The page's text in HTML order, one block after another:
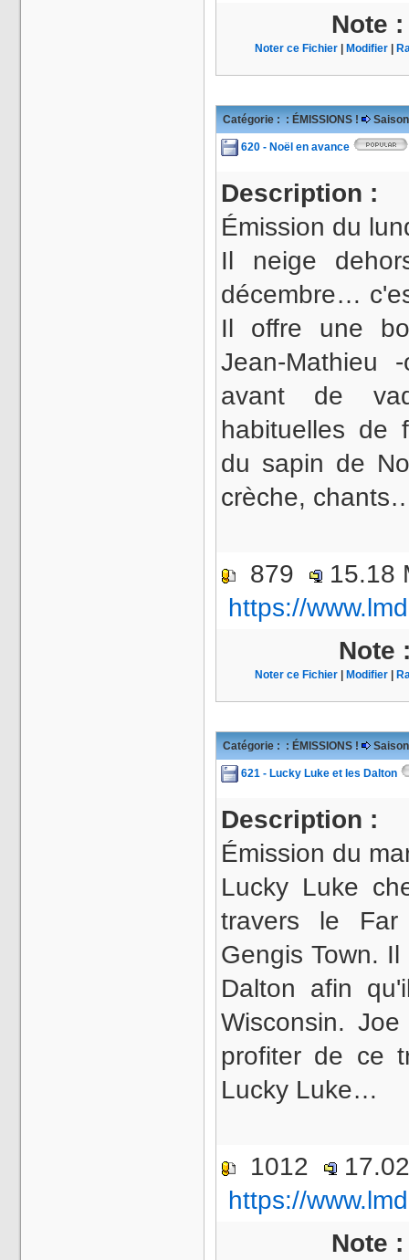
Note
Noter ce Fichier Modifier
Catégorie : : ÉMISSIONS !
620 - Noël en avance
Description :
Émission du
Il neige
décembre…
Il offre une
Jean-Mathieu
avant de
habituelles de
du sapin de
crèche,
879
https://
Note
Noter ce Fichier Modifier
Catégorie : : ÉMISSIONS !
621 - Lucky Luke et les Dalton
Description :
Émission du
Lucky Luke
travers le
Gengis Town.
Dalton afin
Wisconsin.
profiter de ce
Lucky Luke…
1012
https://
Note